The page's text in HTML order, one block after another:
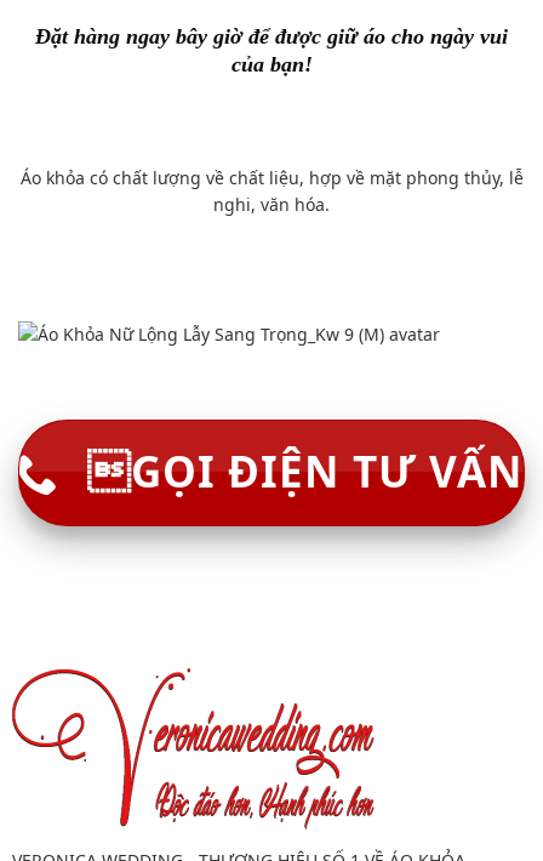
Đặt hàng ngay bây giờ để được giữ áo cho ngày vui
của bạn!
Áo khỏa có chất lượng về chất liệu, hợp về mặt phong thủy, lễ
nghi, văn hóa.
GỌI ĐIỆN TƯ VẤN